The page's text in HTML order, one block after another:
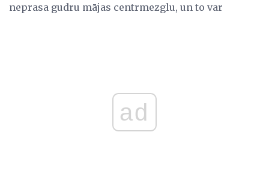
neprasa gudru mājas centrmezglu, un to var
ad